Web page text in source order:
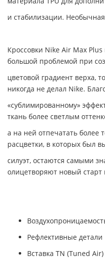
и стабилизации.
Кроссовки Nike Air Max
большой проблемой при
цветовой градиент верха,
никогда не делал Nike.
«сублимированному»
ткань более светлым
а на ней отпечатать более
расцветки, в которых был
силуэт, остаются самыми
олицетворяют новый старт
Рефлективные детали
Вставка ТN (Tuned Air)